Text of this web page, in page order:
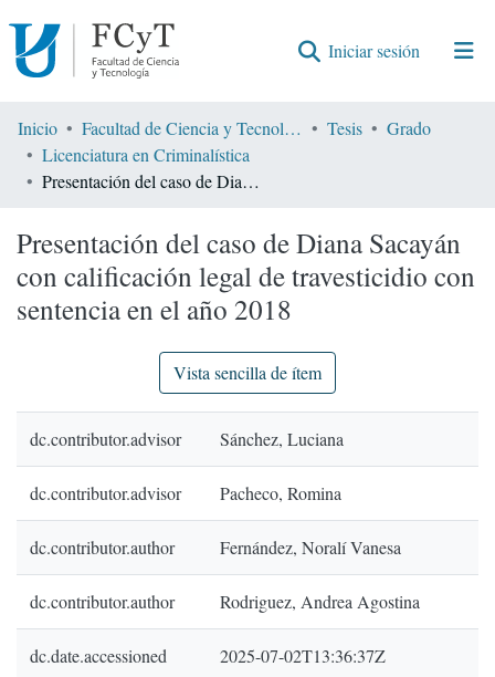
Iniciar sesión (current)
Comunidades
Encontrar por
Inicio Facultad de Ciencia y Tecnología Tesis
Grado
Licenciatura en Criminalística
Presentación del caso de Diana Sacayán con calificación legal de travesticidio con sentencia en el año 2018
Presentación del caso de Diana Sacayán
con calificación legal de travesticidio con
sentencia en el año 2018
Vista sencilla de ítem
dc.contributor.advisor Sánchez, Luciana
dc.contributor.advisor Pacheco, Romina
dc.contributor.author Fernández, Noralí Vanesa
dc.contributor.author Rodriguez, Andrea Agostina
dc.date.accessioned 2025-07-02T13:36:37Z